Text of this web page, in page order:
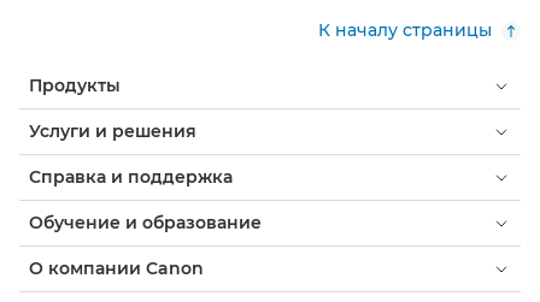
К началу страницы
Продукты
Услуги и решения
Справка и поддержка
Обучение и образование
О компании Canon